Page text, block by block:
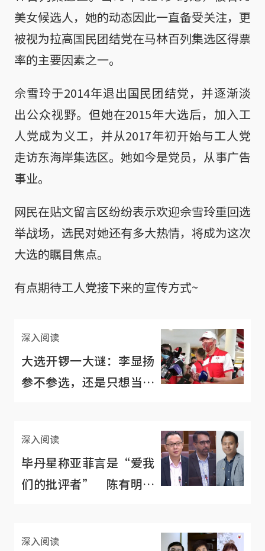
美女候选人，她的动态因此一直备受关注，更
被视为拉高国民团结党在马林百列集选区得票
率的主要因素之一。
佘雪玲于2014年退出国民团结党，并逐渐淡
出公众视野。但她在2015年大选后，加入工
人党成为义工，并从2017年初开始与工人党
走访东海岸集选区。她如今是党员，从事广告
事业。
网民在贴文留言区纷纷表示欢迎佘雪玲重回选
举战场，选民对她还有多大热情，将成为这次
大选的瞩目焦点。
有点期待工人党接下来的宣传方式~
深入阅读
大选开锣一大谜：李显扬
参不参选，还是只想当军
深入阅读
毕丹星称亚菲言是“爱我
们的批评者” 陈有明：
深入阅读